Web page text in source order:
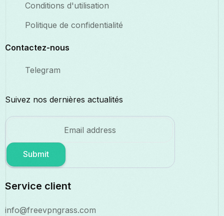
Conditions d'utilisation
Politique de confidentialité
Contactez-nous
Telegram
Suivez nos dernières actualités
Submit
Service client
info@freevpngrass.com